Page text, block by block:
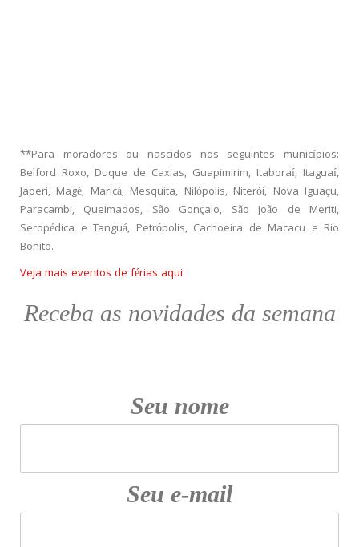
**Para moradores ou nascidos nos seguintes municípios:
Belford Roxo, Duque de Caxias, Guapimirim, Itaboraí, Itaguaí,
Japeri, Magé, Maricá, Mesquita, Nilópolis, Niterói, Nova Iguaçu,
Paracambi, Queimados, São Gonçalo, São João de Meriti,
Seropédica e Tanguá, Petrópolis, Cachoeira de Macacu e Rio
Bonito.
Veja mais eventos de férias aqui
Receba as novidades da semana
Seu nome
Seu e-mail